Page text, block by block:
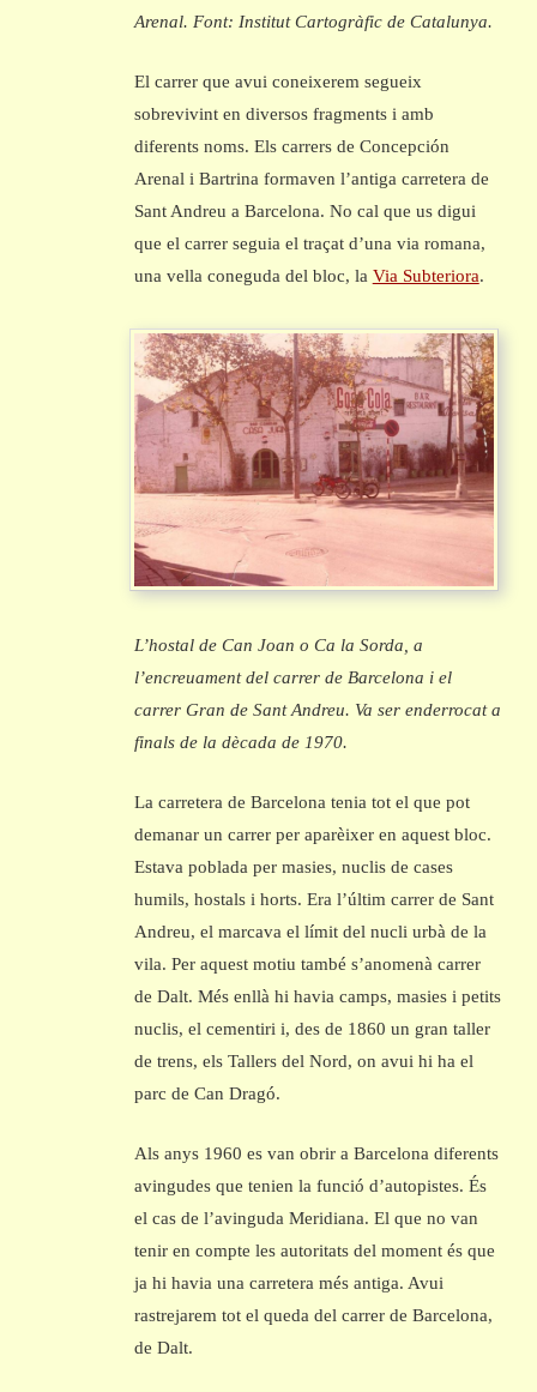
Arenal. Font: Institut Cartogràfic de Catalunya.
El carrer que avui coneixerem segueix
sobrevivint en diversos fragments i amb
diferents noms. Els carrers de Concepción
Arenal i Bartrina formaven l’antiga carretera de
Sant Andreu a Barcelona. No cal que us digui
que el carrer seguia el traçat d’una via romana,
una vella coneguda del bloc, la Via Subteriora.
L’hostal de Can Joan o Ca la Sorda, a
l’encreuament del carrer de Barcelona i el
carrer Gran de Sant Andreu. Va ser enderrocat a
finals de la dècada de 1970.
La carretera de Barcelona tenia tot el que pot
demanar un carrer per aparèixer en aquest bloc.
Estava poblada per masies, nuclis de cases
humils, hostals i horts. Era l’últim carrer de Sant
Andreu, el marcava el límit del nucli urbà de la
vila. Per aquest motiu també s’anomenà carrer
de Dalt. Més enllà hi havia camps, masies i petits
nuclis, el cementiri i, des de 1860 un gran taller
de trens, els Tallers del Nord, on avui hi ha el
parc de Can Dragó.
Als anys 1960 es van obrir a Barcelona diferents
avingudes que tenien la funció d’autopistes. És
el cas de l’avinguda Meridiana. El que no van
tenir en compte les autoritats del moment és que
ja hi havia una carretera més antiga. Avui
rastrejarem tot el queda del carrer de Barcelona,
de Dalt.